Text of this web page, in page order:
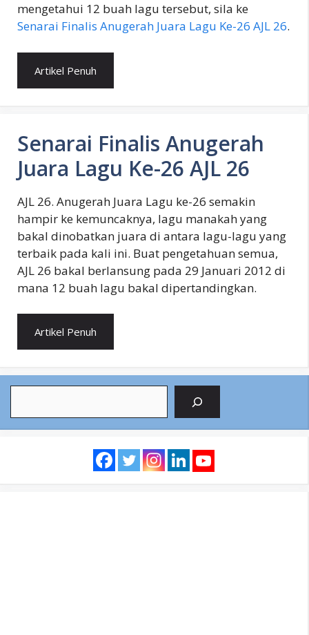
mengetahui 12 buah lagu tersebut, sila ke
Senarai Finalis Anugerah Juara Lagu Ke-26 AJL 26.
Artikel Penuh
Senarai Finalis Anugerah
Juara Lagu Ke-26 AJL 26
AJL 26. Anugerah Juara Lagu ke-26 semakin
hampir ke kemuncaknya, lagu manakah yang
bakal dinobatkan juara di antara lagu-lagu yang
terbaik pada kali ini. Buat pengetahuan semua,
AJL 26 bakal berlansung pada 29 Januari 2012 di
mana 12 buah lagu bakal dipertandingkan.
Artikel Penuh